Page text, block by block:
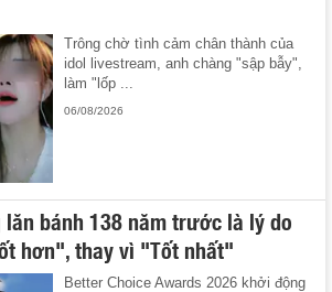
Trông chờ tình cảm chân thành của
idol livestream, anh chàng "sập bẫy",
làm "lốp ...
06/08/2026
lăn bánh 138 năm trước là lý do
hơn", thay vì "Tốt nhất"
Better Choice Awards 2026 khởi động